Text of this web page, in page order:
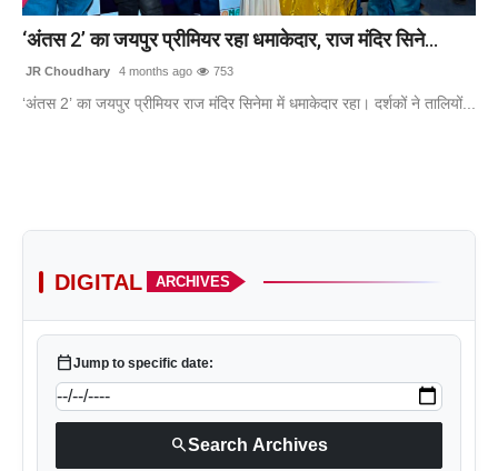
टेक
खेल
‘अंतस 2’ का जयपुर प्रीमियर रहा धमाकेदार, राज मंदिर सिने...
JR Choudhary 4 months ago 753
‘अंतस 2’ का जयपुर प्रीमियर राज मंदिर सिनेमा में धमाकेदार रहा। दर्शकों ने तालियों...
DIGITAL ARCHIVES
calendar_todayJump to specific date:
searchSearch Archives